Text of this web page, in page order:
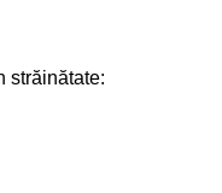
străinătate: